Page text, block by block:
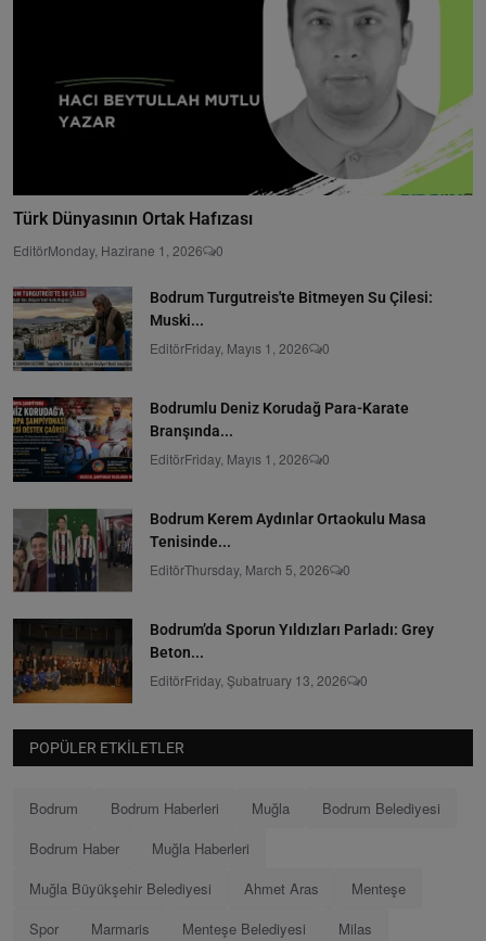
Türk Dünyasının Ortak Hafızası
EditörMonday, Hazirane 1, 2026 0
Bodrum Turgutreis'te Bitmeyen Su Çilesi:
Muski...
EditörFriday, Mayıs 1, 2026 0
Bodrumlu Deniz Korudağ Para-Karate
Branşında...
EditörFriday, Mayıs 1, 2026 0
Bodrum Kerem Aydınlar Ortaokulu Masa
Tenisinde...
EditörThursday, March 5, 2026 0
Bodrum’da Sporun Yıldızları Parladı: Grey
Beton...
EditörFriday, Şubatruary 13, 2026 0
POPÜLER ETKILETLER
Bodrum Bodrum Haberleri Muğla
Bodrum Belediyesi
Bodrum Haber
Muğla Haberleri
Muğla Büyükşehir Belediyesi
Ahmet Aras
Menteşe
Spor
Marmaris Menteşe Belediyesi
Milas